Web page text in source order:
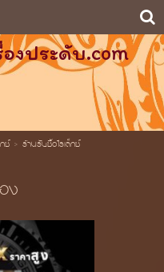
งประดับ.com
ซ์> ร้านรับซื้อโรเล็กซ์
ง